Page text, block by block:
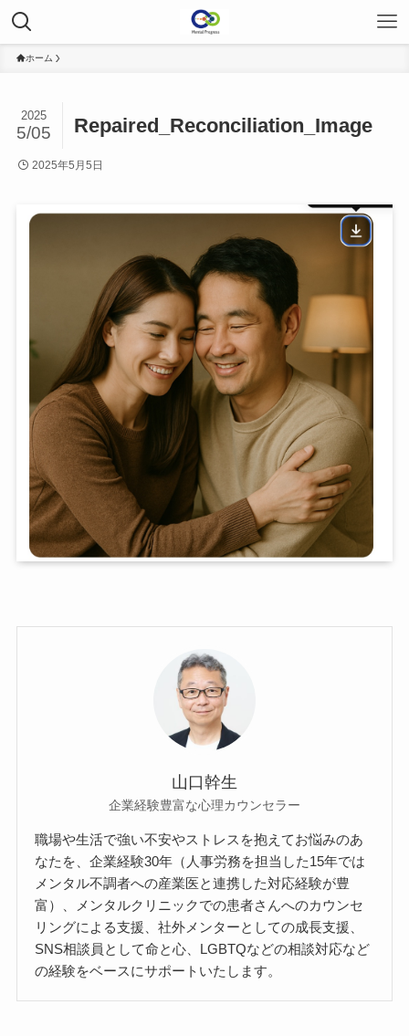
ホーム
Repaired_Reconciliation_Image
2025
5/05
2025年5月5日
山口幹生
企業経験豊富な心理カウンセラー
職場や生活で強い不安やストレスを抱えてお悩みのあ
なたを、企業経験30年（人事労務を担当した15年では
メンタル不調者への産業医と連携した対応経験が豊
富）、メンタルクリニックでの患者さんへのカウンセ
リングによる支援、社外メンターとしての成長支援、
SNS相談員として命と心、LGBTQなどの相談対応など
の経験をベースにサポートいたします。